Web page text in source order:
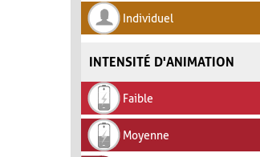
Individuel
INTENSITÉ D'ANIMATION
Faible
Moyenne